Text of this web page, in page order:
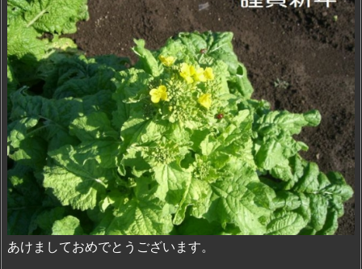
あけましておめでとうございます。